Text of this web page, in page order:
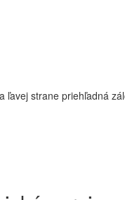
ľavej strane priehľadná